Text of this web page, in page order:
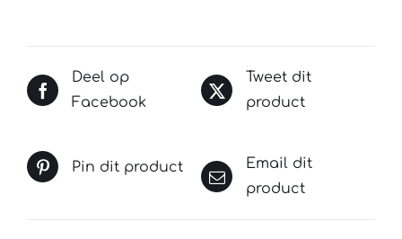
Deel op
Facebook
Tweet dit
product
Pin dit product
Email dit
product